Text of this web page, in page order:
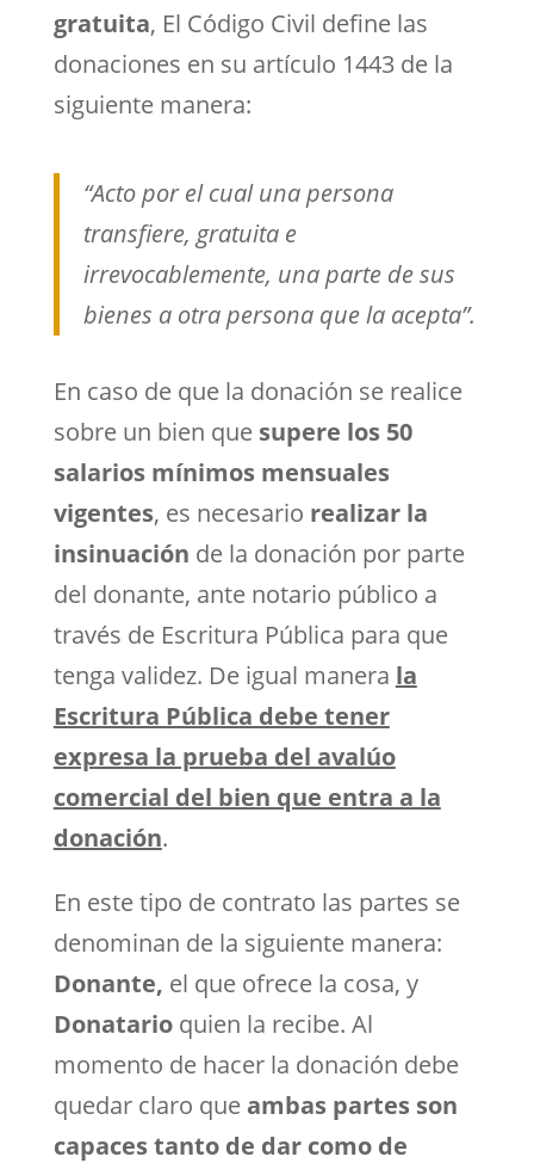
gratuita, El Código Civil define las
donaciones en su artículo 1443 de la
siguiente manera:
“Acto por el cual una persona
transfiere, gratuita e
irrevocablemente, una parte de sus
bienes a otra persona que la acepta”.
En caso de que la donación se realice
sobre un bien que supere los 50
salarios mínimos mensuales
vigentes, es necesario realizar la
insinuación de la donación por parte
del donante, ante notario público a
través de Escritura Pública para que
tenga validez. De igual manera la
Escritura Pública debe tener
expresa la prueba del avalúo
comercial del bien que entra a la
donación.
En este tipo de contrato las partes se
denominan de la siguiente manera:
Donante, el que ofrece la cosa, y
Donatario quien la recibe. Al
momento de hacer la donación debe
quedar claro que ambas partes son
capaces tanto de dar como de